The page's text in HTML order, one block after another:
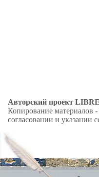
Авторский проект
Копирование материалов -
согласовании и указании